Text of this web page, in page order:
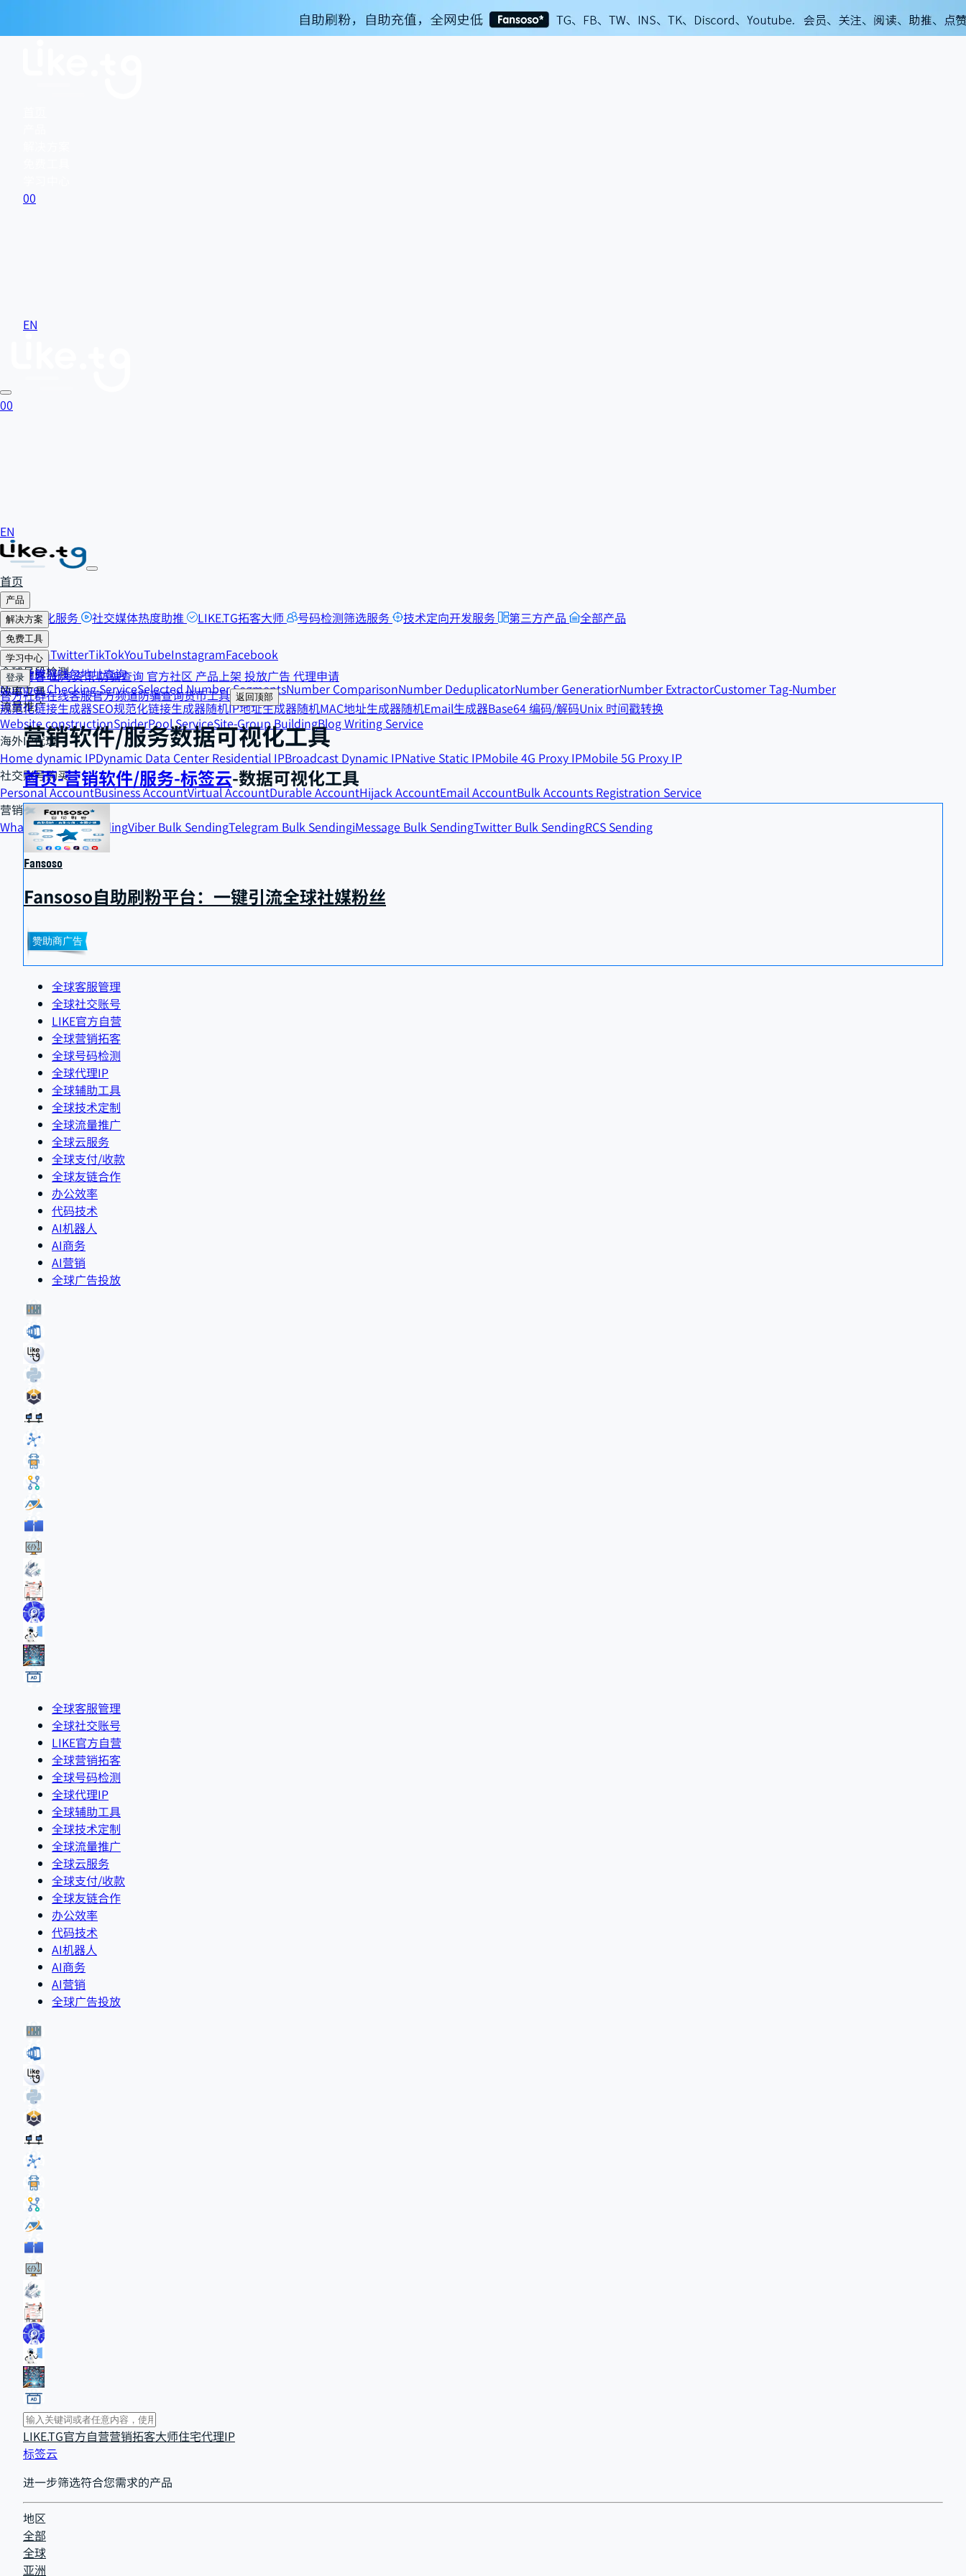
00
EN
00
EN
首页
产品
SEO优化服务 社交媒体热度助推 LIKE.TG拓客大师 号码检测筛选服务 技术定向开发服务 第三方产品 全部产品
解决方案
自助刷粉
TelegramTwitterTikTokYouTubeInstagramFacebook
全球号段检测
Number Checking ServiceSelected Number SegmentsNumber ComparisonNumber DeduplicatorNumber GeneratiorNumber ExtractorCustomer Tag-Number
流量推广
Website constructionSpiderPool ServiceSite-Group BuildingBlog Writing Service
海外IP代理
Home dynamic IPDynamic Data Center Residential IPBroadcast Dynamic IPNative Static IPMobile 4G Proxy IPMobile 5G Proxy IP
社交账号购买
Personal AccountBusiness AccountVirtual AccountDurable AccountHijack AccountEmail AccountBulk Accounts Registration Service
营销精准触达
WhatsApp Bulk SendingViber Bulk SendingTelegram Bulk SendingiMessage Bulk SendingTwitter Bulk SendingRCS Sending
免费工具
货币工具
汇率计算器钱包地址查询
效率工具
规范化链接生成器SEO规范化链接生成器随机IP地址生成器随机MAC地址生成器随机Email生成器Base64 编码/解码Unix 时间戳转换
学习中心
精选博客出海资讯防骗查询 官方社区 产品上架 投放广告 代理申请
登录
官方社群在线客服官方频道防骗查询货币工具 返回顶部
营销软件/服务数据可视化工具
首页-营销软件/服务-标签云-数据可视化工具
Fansoso
Fansoso自助刷粉平台：一键引流全球社媒粉丝
全球客服管理
全球社交账号
LIKE官方自营
全球营销拓客
全球号码检测
全球代理IP
全球辅助工具
全球技术定制
全球流量推广
全球云服务
全球支付/收款
全球友链合作
办公效率
代码技术
AI机器人
AI商务
AI营销
全球广告投放
全球客服管理
全球社交账号
LIKE官方自营
全球营销拓客
全球号码检测
全球代理IP
全球辅助工具
全球技术定制
全球流量推广
全球云服务
全球支付/收款
全球友链合作
办公效率
代码技术
AI机器人
AI商务
AI营销
全球广告投放
LIKE.TG官方自营营销拓客大师住宅代理IP
标签云
进一步筛选符合您需求的产品
地区
全部
全球
亚洲